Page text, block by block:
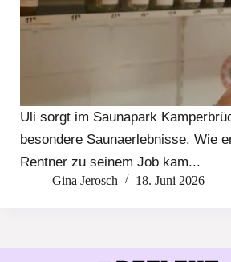
Uli sorgt im Saunapark
besondere Saunaerlebnisse. Wie
Rentner zu seinem Job kam...
Gina Jerosch 18. Juni 2026